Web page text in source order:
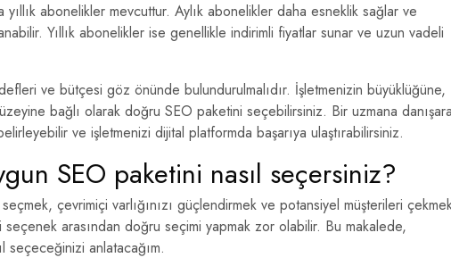
abonelikler mevcuttur. Aylık abonelikler daha esneklik sağlar ve
Yıllık abonelikler ise genellikle indirimli fiyatlar sunar ve uzun vadeli
ve bütçesi göz önünde bulundurulmalıdır. İşletmenizin büyüklüğüne,
bağlı olarak doğru SEO paketini seçebilirsiniz. Bir uzmana
ve işletmenizi dijital platformda başarıya ulaştırabilirsiniz.
SEO paketini nasıl seçersiniz?
çevrimiçi varlığınızı güçlendirmek ve potansiyel müşterileri
arasından doğru seçimi yapmak zor olabilir. Bu makalede,
seçeceğinizi anlatacağım.